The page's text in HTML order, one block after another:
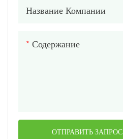
Название Компании
Содержание
ОТПРАВИТЬ ЗАПРОС